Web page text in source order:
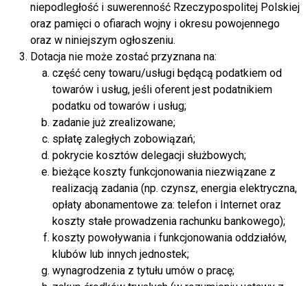
niepodległość i suwerenność Rzeczypospolitej Polskiej
oraz pamięci o ofiarach wojny i okresu powojennego
oraz w niniejszym ogłoszeniu.
Dotacja nie może zostać przyznana na:
część ceny towaru/usługi będącą podatkiem od
towarów i usług, jeśli oferent jest podatnikiem
podatku od towarów i usług;
zadanie już zrealizowane;
spłatę zaległych zobowiązań;
pokrycie kosztów delegacji służbowych;
bieżące koszty funkcjonowania niezwiązane z
realizacją zadania (np. czynsz, energia elektryczna,
opłaty abonamentowe za: telefon i Internet oraz
koszty stałe prowadzenia rachunku bankowego);
koszty powoływania i funkcjonowania oddziałów,
klubów lub innych jednostek;
wynagrodzenia z tytułu umów o pracę;